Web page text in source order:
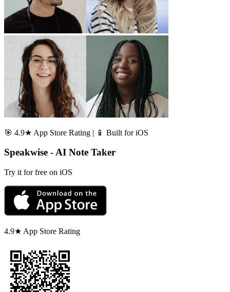
🎯 4.9★ App Store Rating | 📱 Built for iOS
Speakwise - AI Note Taker
Try it for free on iOS
4.9★ App Store Rating